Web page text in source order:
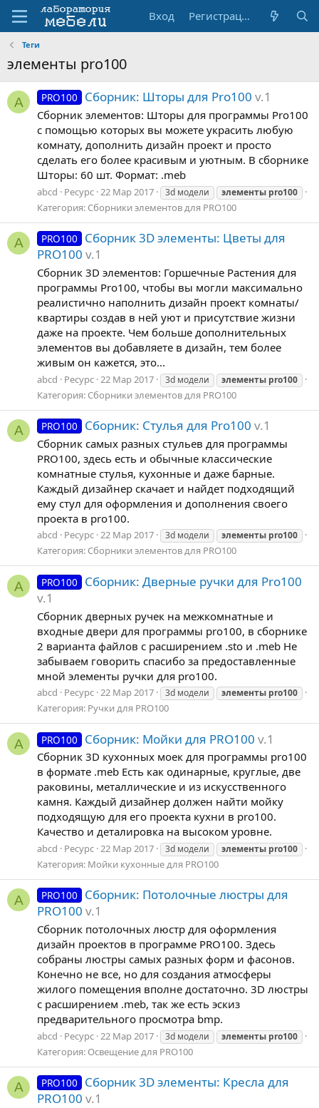
Вход Регистрация
Теги
элементы pro100
A PRO100 Сборник: Шторы для Pro100 v.1
Сборник элементов: Шторы для программы Pro100
с помощью которых вы можете украсить любую
комнату, дополнить дизайн проект и просто
сделать его более красивым и уютным. В сборнике
Шторы: 60 шт. Формат: .meb
abcd Ресурс 22 Мар 2017 3d модели элементы pro100
Категория: Сборники элементов для PRO100
A PRO100
Сборник 3D элементы: Цветы для
PRO100 v.1
Сборник 3D элементов: Горшечные Растения для
программы Pro100, чтобы вы могли максимально
реалистично наполнить дизайн проект комнаты/
квартиры создав в ней уют и присутствие жизни
даже на проекте. Чем больше дополнительных
элементов вы добавляете в дизайн, тем более
живым он кажется, это...
abcd Ресурс 22 Мар 2017 3d модели элементы pro100
Категория: Сборники элементов для PRO100
A PRO100 Сборник: Стулья для Pro100 v.1
Сборник самых разных стульев для программы
PRO100, здесь есть и обычные классические
комнатные стулья, кухонные и даже барные.
Каждый дизайнер скачает и найдет подходящий
ему стул для оформления и дополнения своего
проекта в pro100.
abcd Ресурс 22 Мар 2017 3d модели элементы pro100
Категория: Сборники элементов для PRO100
A PRO100
Сборник: Дверные ручки для Pro100
v.1
Сборник дверных ручек на межкомнатные и
входные двери для программы pro100, в сборнике
2 варианта файлов с расширением .sto и .meb Не
забываем говорить спасибо за предоставленные
мной элементы ручки для pro100.
abcd Ресурс 22 Мар 2017 3d модели элементы pro100
Категория: Ручки для PRO100
A PRO100 Сборник: Мойки для PRO100 v.1
Сборник 3D кухонных моек для программы pro100
в формате .meb Есть как одинарные, круглые, две
раковины, металлические и из искусственного
камня. Каждый дизайнер должен найти мойку
подходящую для его проекта кухни в pro100.
Качество и деталировка на высоком уровне.
abcd Ресурс 22 Мар 2017 3d модели элементы pro100
Категория: Мойки кухонные для PRO100
A PRO100
Сборник: Потолочные люстры для
PRO100 v.1
Сборник потолочных люстр для оформления
дизайн проектов в программе PRO100. Здесь
собраны люстры самых разных форм и фасонов.
Конечно не все, но для создания атмосферы
жилого помещения вполне достаточно. 3D люстры
с расширением .meb, так же есть эскиз
предварительного просмотра bmp.
abcd Ресурс 22 Мар 2017 3d модели элементы pro100
Категория: Освещение для PRO100
A PRO100
Сборник 3D элементы: Кресла для
PRO100 v.1